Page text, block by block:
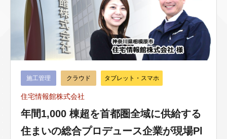
施工管理 クラウド タブレット・スマホ
住宅情報館株式会社
年間1,000 棟超を首都圏全域に供給する
住まいの総合プロデュース企業が現場Pl